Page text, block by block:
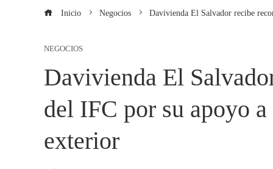
Inicio Negocios Davivienda El Salvador recibe
NEGOCIOS
Davivienda El
del IFC por su apoyo
exterior